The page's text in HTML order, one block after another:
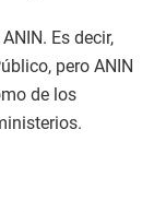
Es decir,
pero ANIN
de los